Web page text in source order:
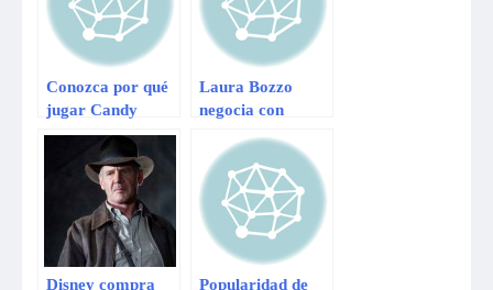
Conozca por qué
jugar Candy
Crush en
Facebook genera
adicción
Laura Bozzo
negocia con
México para
miniserie sobre su
vida
Disney compra Popularidad de